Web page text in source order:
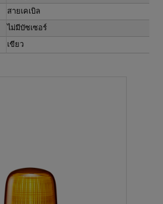
สายเคเบิล
ไม่มีบัซเซอร์
เขียว